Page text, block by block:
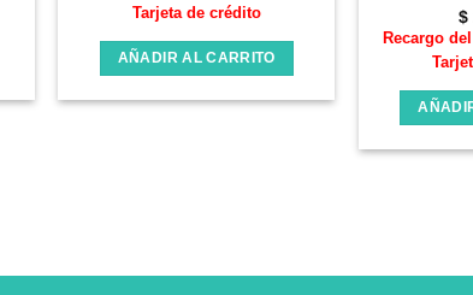
Tarjeta de crédito
AÑADIR AL CARRITO
$
Recargo